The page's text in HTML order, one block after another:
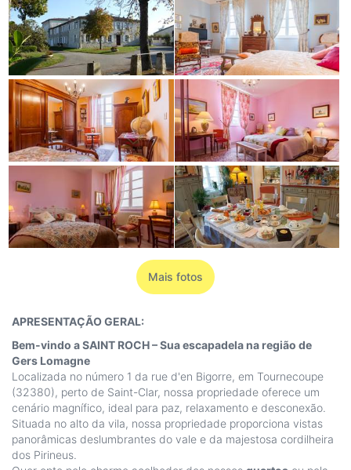
Mais fotos
APRESENTAÇÃO GERAL:
Bem-vindo a SAINT ROCH – Sua escapadela na região de
Gers Lomagne
Localizada no número 1 da rue d'en Bigorre, em Tournecoupe
(32380), perto de Saint-Clar, nossa propriedade oferece um
cenário magnífico, ideal para paz, relaxamento e desconexão.
Situada no alto da vila, nossa propriedade proporciona vistas
panorâmicas deslumbrantes do vale e da majestosa cordilheira
dos Pirineus.